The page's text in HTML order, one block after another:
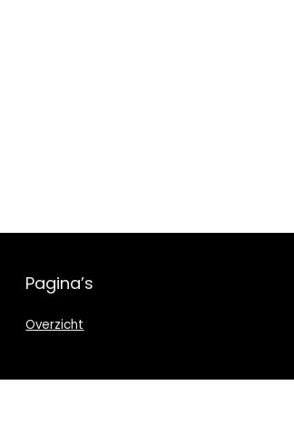
Pagina’s
Overzicht